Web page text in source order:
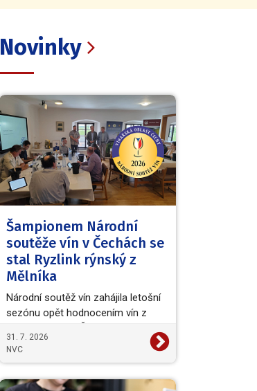
Novinky
Šampionem Národní
soutěže vín v Čechách se
stal Ryzlink rýnský z
Mělníka
Národní soutěž vín zahájila letošní
sezónu opět hodnocením vín z
Šampiona a zároveň…
31. 7. 2026
NVC